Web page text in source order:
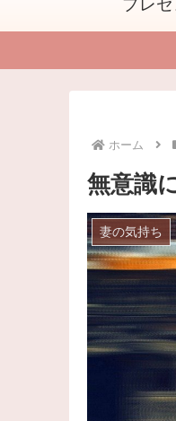
プレ
ホーム
無意識
妻の気持ち